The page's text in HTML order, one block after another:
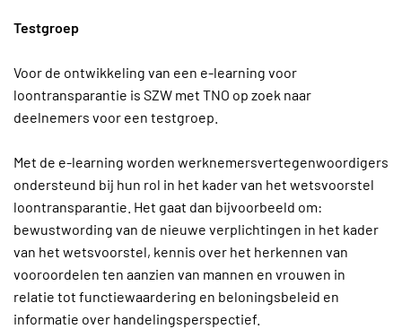
Testgroep
Voor de ontwikkeling van een e-learning voor
loontransparantie is SZW met TNO op zoek naar
deelnemers voor een testgroep.
Met de e-learning worden werknemersvertegenwoordigers
ondersteund bij hun rol in het kader van het wetsvoorstel
loontransparantie. Het gaat dan bijvoorbeeld om:
bewustwording van de nieuwe verplichtingen in het kader
van het wetsvoorstel, kennis over het herkennen van
vooroordelen ten aanzien van mannen en vrouwen in
relatie tot functiewaardering en beloningsbeleid en
informatie over handelingsperspectief.